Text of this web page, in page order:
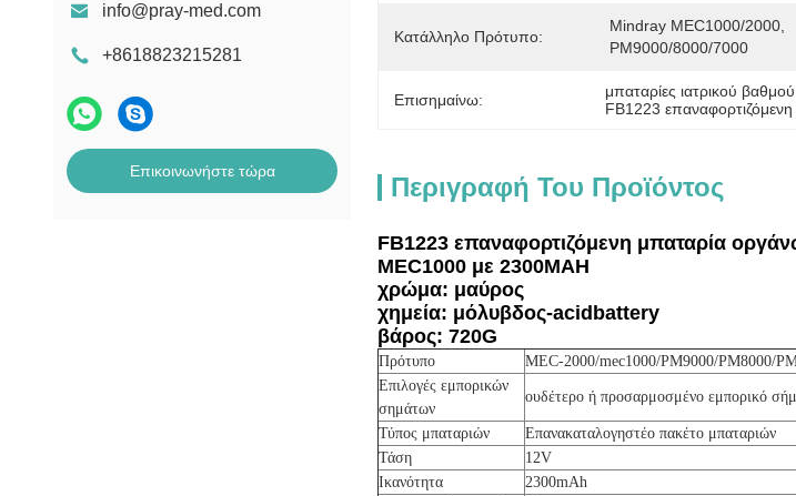
info@pray-med.com
+8618823215281
Επικοινωνήστε τώρα
Κατάλληλο Πρότυπο:
Mindray MEC1000/2000,
PM9000/8000/7000
Επισημαίνω: μπαταρίες ιατρικού
FB1223 επαναφορτιζόμενη
Περιγραφή Του Προϊόντος
FB1223 επαναφορτιζόμενη μπαταρία
MEC1000 με 2300MAH
χρώμα: μαύρος
χημεία: μόλυβδος-acidbattery
βάρος: 720G
Πρότυπο
MEC-2000/mec1000/PM9000/PM8000/
Επιλογές εμπορικών
σημάτων
ουδέτερο ή προσαρμοσμένο εμπορικό
Τύπος μπαταριών
Επανακαταλογηστέο πακέτο μπαταριών
Τάση
12V
Ικανότητα
2300mAh